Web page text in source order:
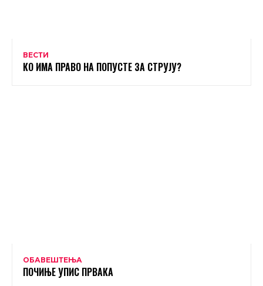
ВЕСТИ
КО ИМА ПРАВО НА ПОПУСТЕ ЗА СТРУЈУ?
ОБАВЕШТЕЊА
ПОЧИЊЕ УПИС ПРВАКА